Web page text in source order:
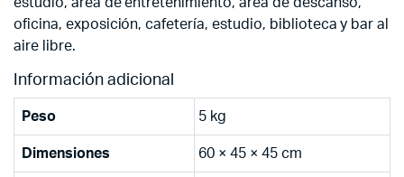
oficina, exposición, cafetería, estudio, biblioteca y bar al
aire libre.
Información adicional
Peso 5 kg
Dimensiones 60 × 45 × 45 cm